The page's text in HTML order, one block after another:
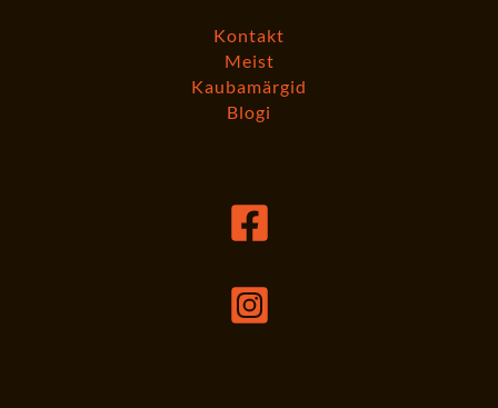
Kontakt
Meist
Kaubamärgid
Blogi